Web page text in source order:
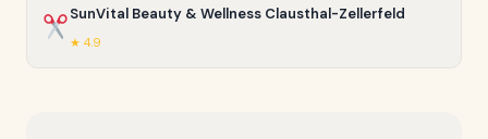
SunVital Beauty & Wellness Clausthal-Zellerfeld
★ 4.9